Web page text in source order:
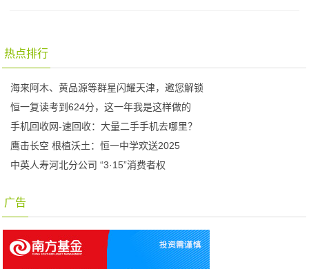
热点排行
海来阿木、黄品源等群星闪耀天津，邀您解锁
恒一复读考到624分，这一年我是这样做的
手机回收网-速回收：大量二手手机去哪里？
鹰击长空 根植沃土：恒一中学欢送2025
中英人寿河北分公司 “3·15”消费者权
广告